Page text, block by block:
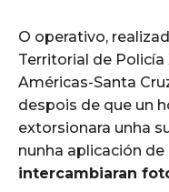
O operativo,
Territorial de Policía
Américas-Santa
despois de que un
extorsionara unha
nunha aplicación
intercambiaran